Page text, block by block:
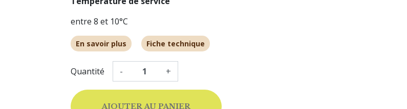
entre 8 et 10°C
En savoir plus Fiche technique
Quantité - +
AJOUTER AU PANIER